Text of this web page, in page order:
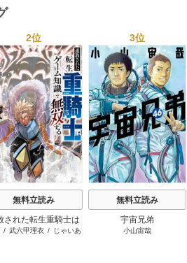
2位
無料立読み
された転生重騎士は
ム知識で無双する
/ 武六甲理衣 /
じゃいあ
3位
無料立読み
宇宙兄弟
小山宙哉